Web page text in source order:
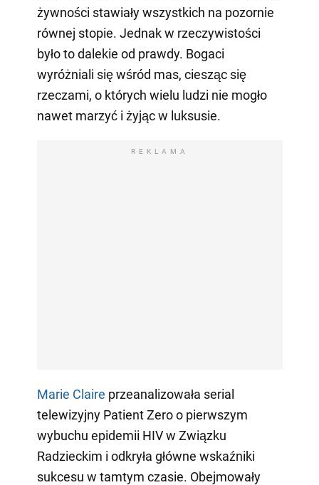
żywności stawiały wszystkich na pozornie
równej stopie. Jednak w rzeczywistości
było to dalekie od prawdy. Bogaci
wyróżniali się wśród mas, ciesząc się
rzeczami, o których wielu ludzi nie mogło
nawet marzyć i żyjąc w luksusie.
REKLAMA
Marie Claire przeanalizowała serial
telewizyjny Patient Zero o pierwszym
wybuchu epidemii HIV w Związku
Radzieckim i odkryła główne wskaźniki
sukcesu w tamtym czasie. Obejmowały